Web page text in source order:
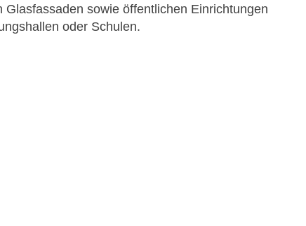
sowie öffentlichen Einrichtungen
oder Schulen.